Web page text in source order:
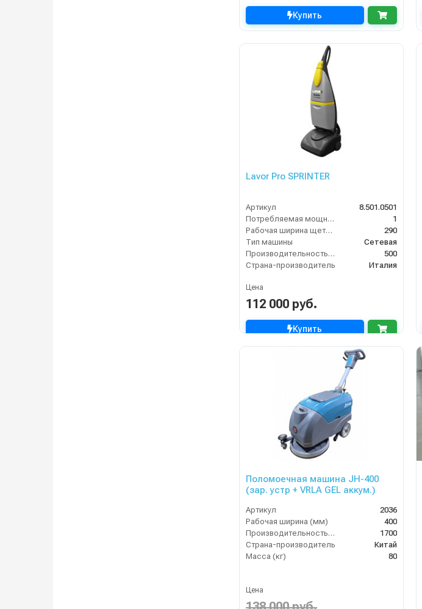
Купить
Lavor Pro SPRINTER
Артикул
8.501.0501
Потребляемая мощность (кВт)
1
Рабочая ширина щеток (мм)
290
Тип машины
Сетевая
Производительность по площади (м2/ч)
500
Страна-производитель
Италия
Цена
112 000 руб.
Купить
Поломоечная машина JH-400
(зар. устр + VRLA GEL аккум.)
Артикул
2036
Рабочая ширина (мм)
400
Производительность по площади (м2/ч)
1700
Страна-производитель
Китай
Масса (кг)
80
Цена